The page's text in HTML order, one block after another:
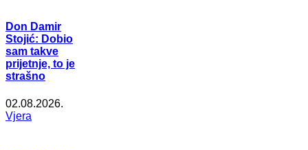
Don Damir
Stojić: Dobio
sam takve
prijetnje, to je
strašno
02.08.2026.
Vjera